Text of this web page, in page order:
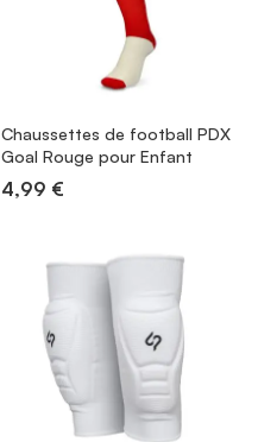
Chaussettes de football PDX
Goal Rouge pour Enfant
4,99 €